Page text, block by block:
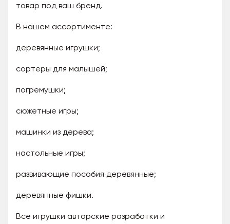
товар под ваш бренд.
В нашем ассортименте:
деревянные игрушки;
сортеры для малышей;
погремушки;
сюжетные игры;
машинки из дерева;
настольные игры;
развивающие пособия деревянные;
деревянные фишки.
Все игрушки авторские разработки и